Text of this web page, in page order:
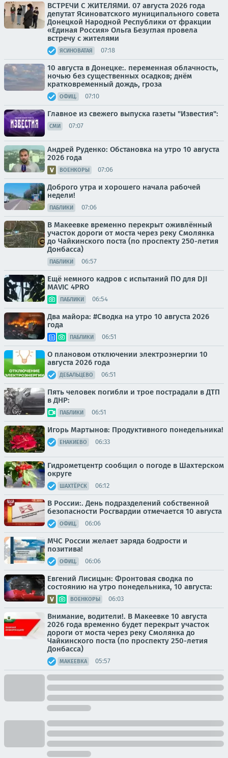
ВСТРЕЧИ С ЖИТЕЛЯМИ. 07 августа 2026 года
депутат Ясиноватского муниципального совета
Донецкой Народной Республики от фракции
«Единая Россия» Ольга Безуглая провела
встречу с жителями
ЯСИНОВАТАЯ 07:18
10 августа в Донецке:. переменная облачность,
ночью без существенных осадков; днём
кратковременный дождь, гроза
ОФИЦ. 07:10
Главное из свежего выпуска газеты "Известия":
СМИ 07:07
Андрей Руденко: Обстановка на утро 10 августа
2026 года
ВОЕНКОРЫ 07:06
Доброго утра и хорошего начала рабочей
недели!
ПАБЛИКИ 07:06
В Макеевке временно перекрыт оживлённый
участок дороги от моста через реку Смолянка
до Чайкинского поста (по проспекту 250-летия
Донбасса)
ПАБЛИКИ 06:57
Ещё немного кадров с испытаний ПО для DJI
MAVIC 4PRO
ПАБЛИКИ 06:54
Два майора: #Сводка на утро 10 августа 2026
года
ПАБЛИКИ 06:51
О плановом отключении электроэнергии 10
августа 2026 года
ДЕБАЛЬЦЕВО 06:51
Пять человек погибли и трое пострадали в ДТП
в ДНР:
ПАБЛИКИ 06:51
Игорь Мартынов: Продуктивного понедельника!
ЕНАКИЕВО 06:33
Гидрометцентр сообщил о погоде в Шахтерском
округе
ШАХТЁРСК 06:12
В России:. День подразделений собственной
безопасности Росгвардии отмечается 10 августа
ОФИЦ. 06:06
МЧС России желает заряда бодрости и
позитива!
ОФИЦ. 06:06
Евгений Лисицын: Фронтовая сводка по
состоянию на утро понедельника, 10 августа:
ВОЕНКОРЫ 06:03
Внимание, водители!. В Макеевке 10 августа
2026 года временно будет перекрыт участок
дороги от моста через реку Смолянка до
Чайкинского поста (по проспекту 250-летия
Донбасса)
МАКЕЕВКА 05:57